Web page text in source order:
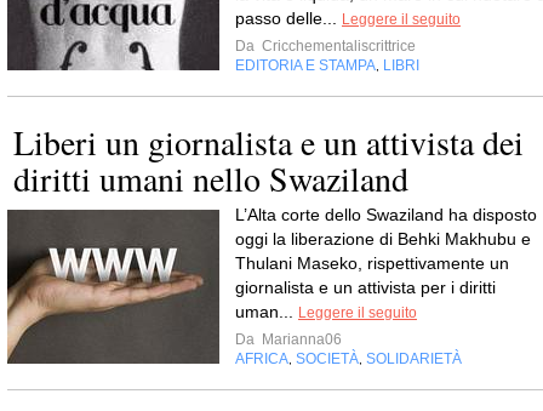
passo delle...
Leggere il seguito
Da Cricchementaliscrittrice
EDITORIA E STAMPA LIBRI
Liberi un giornalista e un attivista dei
diritti umani nello Swaziland
L’Alta corte dello Swaziland ha disposto
oggi la liberazione di Behki Makhubu e
Thulani Maseko, rispettivamente un
giornalista e un attivista per i diritti
uman...
Leggere il seguito
Da Marianna06
AFRICA SOCIETÀ SOLIDARIETÀ